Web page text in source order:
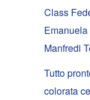
Class
Manfredi
Tutto
colorata